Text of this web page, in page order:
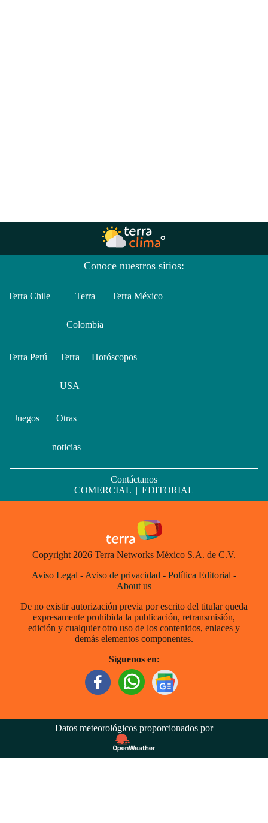
Conoce nuestros sitios:
Terra Chile Terra
Colombia
Terra México
Terra Perú Terra
USA
Horóscopos
Juegos Otras
noticias
Contáctanos
COMERCIAL | EDITORIAL
Copyright 2026 Terra Networks México S.A. de C.V.
Aviso Legal - Aviso de privacidad - Política Editorial -
About us
De no existir autorización previa por escrito del titular queda
expresamente prohibida la publicación, retransmisión,
edición y cualquier otro uso de los contenidos, enlaces y
demás elementos componentes.
Síguenos en:
Datos meteorológicos proporcionados por